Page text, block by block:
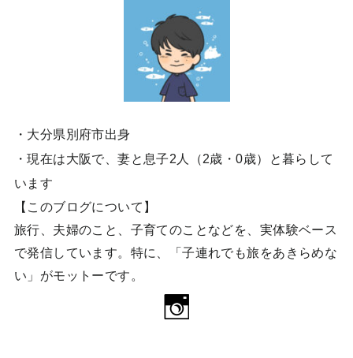
・大分県別府市出身
・現在は大阪で、妻と息子2人（2歳・0歳）と暮らして
います
【このブログについて】
旅行、夫婦のこと、子育てのことなどを、実体験ベース
で発信しています。特に、「子連れでも旅をあきらめな
い」がモットーです。